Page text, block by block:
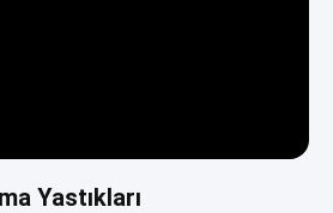
Yastıkları